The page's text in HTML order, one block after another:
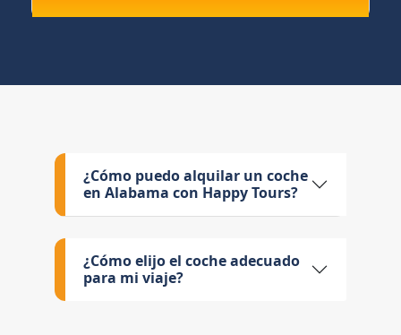
¿Cómo puedo alquilar un coche
en Alabama con Happy Tours?
¿Cómo elijo el coche adecuado
para mi viaje?